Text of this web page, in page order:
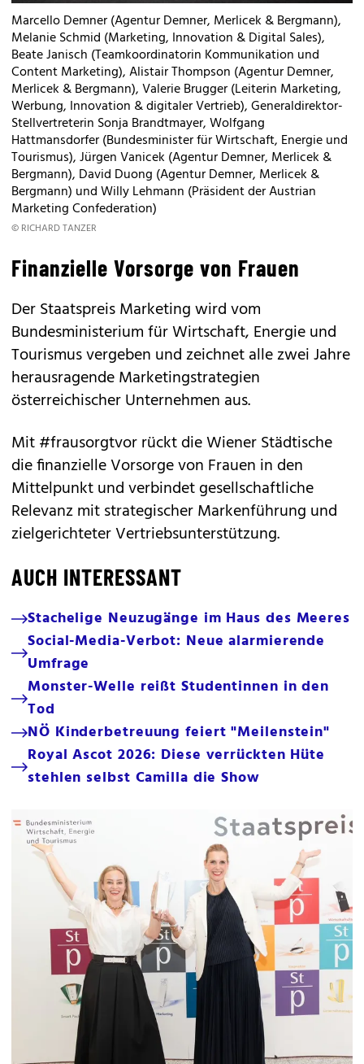
Marcello Demner (Agentur Demner, Merlicek & Bergmann),
Melanie Schmid (Marketing, Innovation & Digital Sales),
Beate Janisch (Teamkoordinatorin Kommunikation und
Content Marketing), Alistair Thompson (Agentur Demner,
Merlicek & Bergmann), Valerie Brugger (Leiterin Marketing,
Werbung, Innovation & digitaler Vertrieb), Generaldirektor-
Stellvertreterin Sonja Brandtmayer, Wolfgang
Hattmansdorfer (Bundesminister für Wirtschaft, Energie und
Tourismus), Jürgen Vanicek (Agentur Demner, Merlicek &
Bergmann), David Duong (Agentur Demner, Merlicek &
Bergmann) und Willy Lehmann (Präsident der Austrian
Marketing Confederation)
© RICHARD TANZER
Finanzielle Vorsorge von Frauen
Der Staatspreis Marketing wird vom
Bundesministerium für Wirtschaft, Energie und
Tourismus vergeben und zeichnet alle zwei Jahre
herausragende Marketingstrategien
österreichischer Unternehmen aus.
Mit #frausorgtvor rückt die Wiener Städtische
die finanzielle Vorsorge von Frauen in den
Mittelpunkt und verbindet gesellschaftliche
Relevanz mit strategischer Markenführung und
zielgerichteter Vertriebsunterstützung.
AUCH INTERESSANT
Stachelige Neuzugänge im Haus des Meeres
Social-Media-Verbot: Neue alarmierende
Umfrage
Monster-Welle reißt Studentinnen in den
Tod
NÖ Kinderbetreuung feiert "Meilenstein"
Royal Ascot 2026: Diese verrückten Hüte
stehlen selbst Camilla die Show